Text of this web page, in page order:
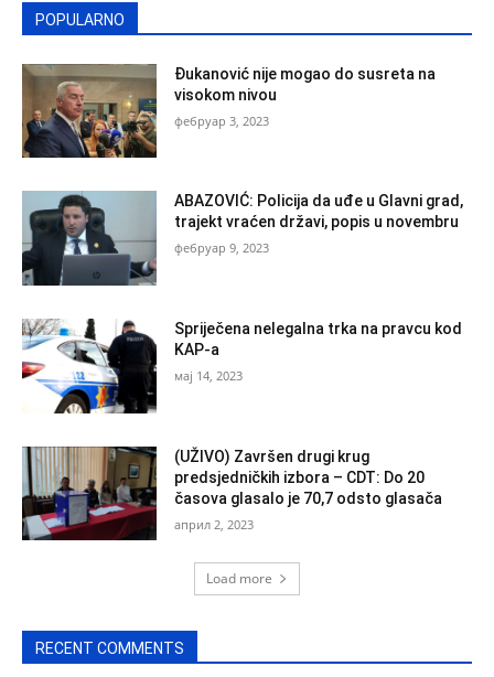
POPULARNO
Đukanović nije mogao do susreta na
visokom nivou
фебруар 3, 2023
ABAZOVIĆ: Policija da uđe u Glavni grad,
trajekt vraćen državi, popis u novembru
фебруар 9, 2023
Spriječena nelegalna trka na pravcu kod
KAP-a
мај 14, 2023
(UŽIVO) Završen drugi krug
predsjedničkih izbora – CDT: Do 20
časova glasalo je 70,7 odsto glasača
април 2, 2023
Load more
RECENT COMMENTS